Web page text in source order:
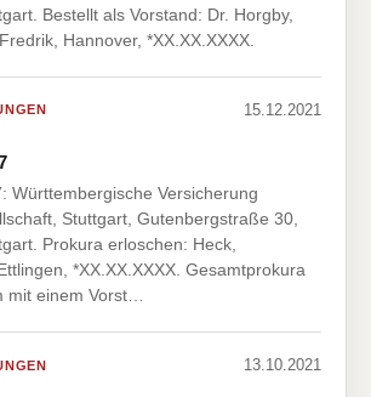
Bestellt als Vorstand: Dr. Horgby,
Hannover, *XX.XX.XXXX.
15.12.2021
Württembergische Versicherung
Stuttgart, Gutenbergstraße 30,
Prokura erloschen: Heck,
*XX.XX.XXXX. Gesamtprokura
mit einem Vorst…
13.10.2021